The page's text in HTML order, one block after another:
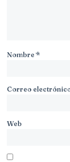
Nombre*
Correo
Web